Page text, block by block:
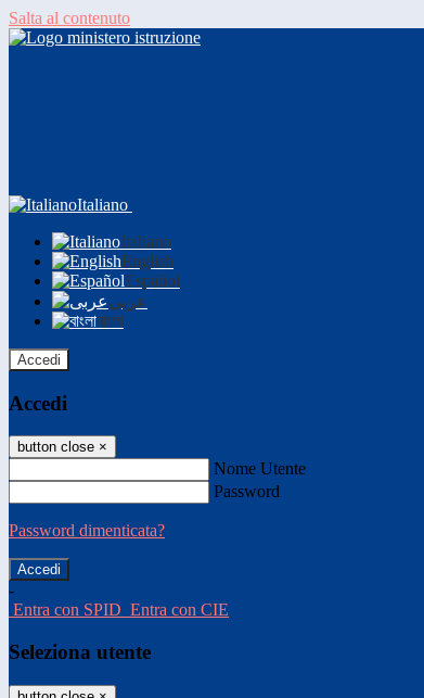
Salta al contenuto
Italiano
Italiano
English
Español
عربى
বাংলা
Accedi
Accedi
button close ×
Nome Utente
Password
Password dimenticata?
-
Entra con SPID Entra con CIE
Seleziona utente